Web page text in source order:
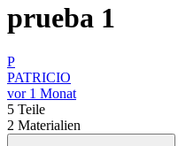
prueba 1
P
PATRICIO
vor 1 Monat
5 Teile
2 Materialien